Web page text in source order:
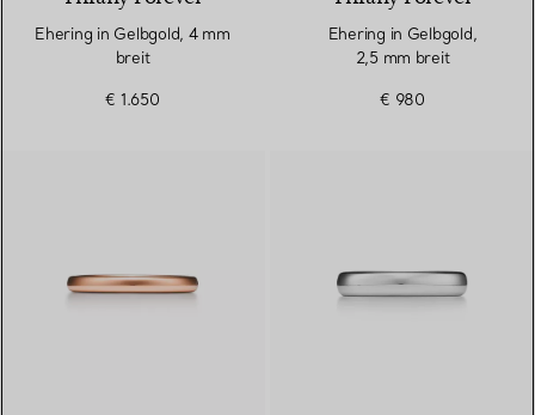
Ehering in Gelbgold, 4 mm
breit
€ 1.650
Ehering in Gelbgold,
2,5 mm breit
€ 980